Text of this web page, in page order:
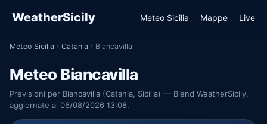
WeatherSicily Meteo Sicilia Mappe Live
Meteo Sicilia › Catania › Biancavilla
Meteo Biancavilla
Previsioni per Biancavilla (Catania, Sicilia) — Blend WeatherSicily,
aggiornate al 06/08/2026 13:08.